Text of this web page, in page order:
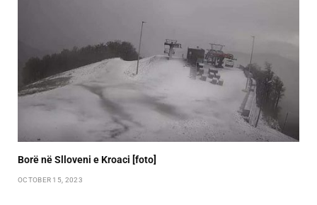
Borë në Slloveni e Kroaci [foto]
OCTOBER 15, 2023